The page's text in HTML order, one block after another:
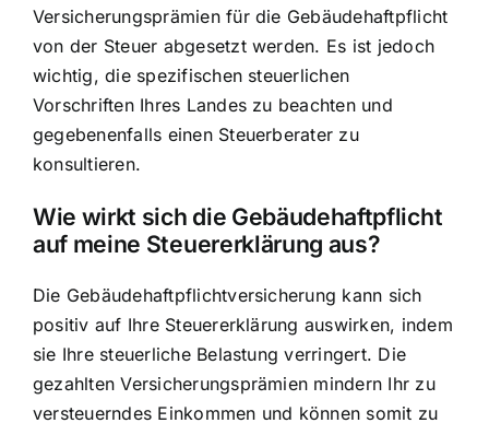
Versicherungsprämien für die Gebäudehaftpflicht
von der Steuer abgesetzt werden. Es ist jedoch
wichtig, die spezifischen steuerlichen
Vorschriften Ihres Landes zu beachten und
gegebenenfalls einen Steuerberater zu
konsultieren.
Wie wirkt sich die Gebäudehaftpflicht
auf meine Steuererklärung aus?
Die Gebäudehaftpflichtversicherung kann sich
positiv auf Ihre Steuererklärung auswirken, indem
sie Ihre steuerliche Belastung verringert. Die
gezahlten Versicherungsprämien mindern Ihr zu
versteuerndes Einkommen und können somit zu